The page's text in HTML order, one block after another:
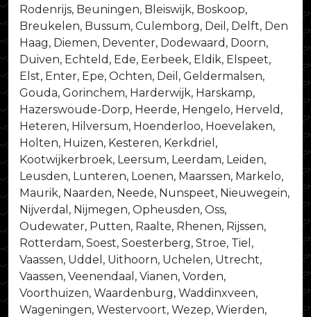
Rodenrijs, Beuningen, Bleiswijk, Boskoop,
Breukelen, Bussum, Culemborg, Deil, Delft, Den
Haag, Diemen, Deventer, Dodewaard, Doorn,
Duiven, Echteld, Ede, Eerbeek, Eldik, Elspeet,
Elst, Enter, Epe, Ochten, Deil, Geldermalsen,
Gouda, Gorinchem, Harderwijk, Harskamp,
Hazerswoude-Dorp, Heerde, Hengelo, Herveld,
Heteren, Hilversum, Hoenderloo, Hoevelaken,
Holten, Huizen, Kesteren, Kerkdriel,
Kootwijkerbroek, Leersum, Leerdam, Leiden,
Leusden, Lunteren, Loenen, Maarssen, Markelo,
Maurik, Naarden, Neede, Nunspeet, Nieuwegein,
Nijverdal, Nijmegen, Opheusden, Oss,
Oudewater, Putten, Raalte, Rhenen, Rijssen,
Rotterdam, Soest, Soesterberg, Stroe, Tiel,
Vaassen, Uddel, Uithoorn, Uchelen, Utrecht,
Vaassen, Veenendaal, Vianen, Vorden,
Voorthuizen, Waardenburg, Waddinxveen,
Wageningen, Westervoort, Wezep, Wierden,